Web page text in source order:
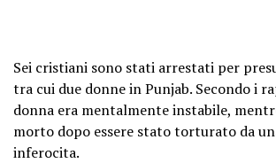
Sei cristiani sono stati arrestati per
tra cui due donne in Punjab. Secondo i
donna era mentalmente instabile,
morto dopo essere stato torturato da
inferocita.